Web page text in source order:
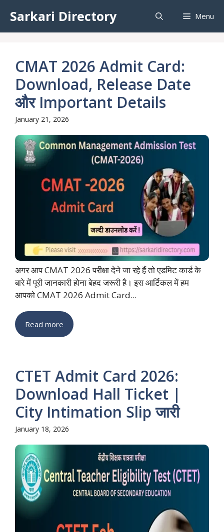
content
Sarkari Directory Menu
CMAT 2026 Admit Card:
Download, Release Date
और Important Details
January 21, 2026
अगर आप CMAT 2026 परीक्षा देने जा रहे हैं तो एडमिट कार्ड के
बारे में पूरी जानकारी होना बेहद जरूरी है। इस आर्टिकल में हम
आपको CMAT 2026 Admit Card...
Read more
CTET Admit Card 2026:
Download Hall Ticket |
City Intimation Slip जारी
January 18, 2026